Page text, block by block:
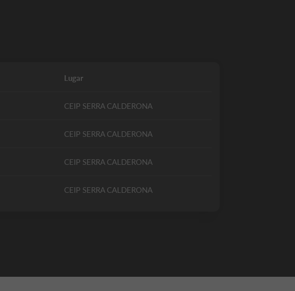
Lugar
CEIP SERRA CALDERONA
CEIP SERRA CALDERONA
CEIP SERRA CALDERONA
CEIP SERRA CALDERONA